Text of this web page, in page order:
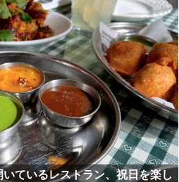
ているレストラン、祝日を楽し